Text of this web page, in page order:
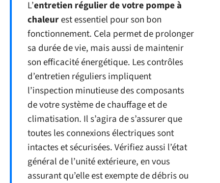
L’entretien régulier de votre pompe à
chaleurest essentiel pour son bon
fonctionnement. Cela permet de prolonger
sa durée de vie, mais aussi de maintenir
son efficacité énergétique. Les contrôles
d’entretien réguliers impliquent
l’inspection minutieuse des composants
de votre système de chauffage et de
climatisation. Il s’agira de s’assurer que
toutes les connexions électriques sont
intactes et sécurisées. Vérifiez aussi l’état
général de l’unité extérieure, en vous
assurant qu’elle est exempte de débris ou